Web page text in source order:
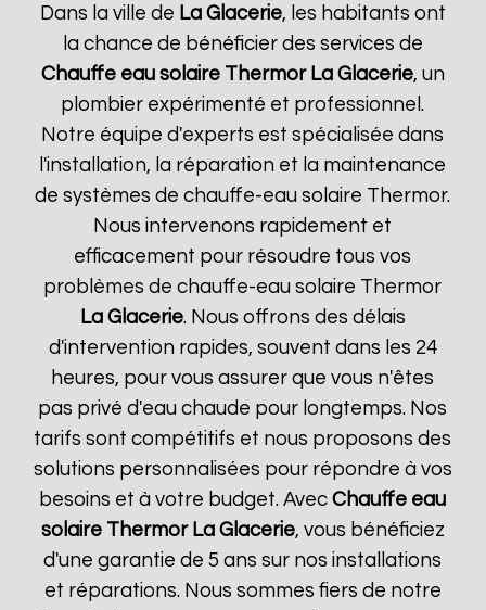
Dans la ville de La Glacerie, les habitants ont
la chance de bénéficier des services de
Chauffe eau solaire Thermor La Glacerie, un
plombier expérimenté et professionnel.
Notre équipe d'experts est spécialisée dans
l'installation, la réparation et la maintenance
de systèmes de chauffe-eau solaire Thermor.
Nous intervenons rapidement et
efficacement pour résoudre tous vos
problèmes de chauffe-eau solaire Thermor
La Glacerie. Nous offrons des délais
d'intervention rapides, souvent dans les 24
heures, pour vous assurer que vous n'êtes
pas privé d'eau chaude pour longtemps. Nos
tarifs sont compétitifs et nous proposons des
solutions personnalisées pour répondre à vos
besoins et à votre budget. AvecChauffe eau
solaire Thermor La Glacerie, vous bénéficiez
d'une garantie de 5 ans sur nos installations
et réparations. Nous sommes fiers de notre